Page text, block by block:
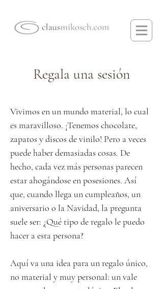
Regala una sesión
Vivimos en un mundo material, lo cual
es maravilloso. ¡Tenemos chocolate,
zapatos y discos de vinilo! Pero a veces
puede haber demasiadas cosas. De
hecho, cada vez más personas parecen
estar ahogándose en posesiones. Así
que, cuando llega un cumpleaños, un
aniversario o la Navidad, la pregunta
suele ser: ¿Qué tipo de regalo le puedo
hacer a esta persona?
Aquí va una idea para un regalo único,
no material y muy personal: un vale